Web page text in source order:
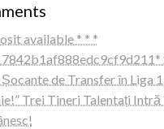
available * * *
de Transfer în Liga
Trei Tineri Talentați Intră